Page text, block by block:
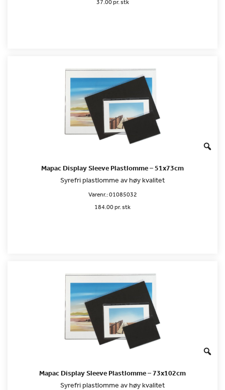
37.00 pr. stk
Mapac Display Sleeve Plastlomme – 51x73cm
Syrefri plastlomme av høy kvalitet
Varenr.:01085032
184.00 pr. stk
Mapac Display Sleeve Plastlomme – 73x102cm
Syrefri plastlomme av høy kvalitet